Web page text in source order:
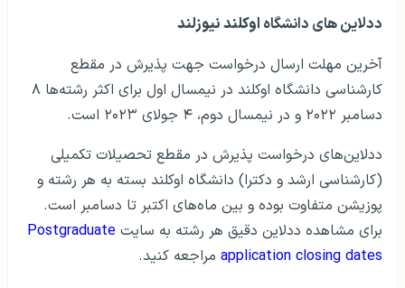
ددلاين های دانشگاه اوکلند نیوزلند
آخرین مهلت ارسال درخواست جهت پذیرش در مقطع
کارشناسی دانشگاه اوکلند در نیمسال اول برای اکثر رشته‌ها ۸
دسامبر ۲۰۲۲ و در نیمسال دوم، ۴ جولای ۲۰۲۳ است.
ددلاين‌های درخواست پذيرش در مقطع تحصیلات تکمیلی
(کارشناسی ارشد و دکترا) دانشگاه اوکلند بسته به هر رشته و
پوزیشن متفاوت بوده و بین ماه‌های اکتبر تا دسامبر است.
برای مشاهده ددلاین دقیق هر رشته به سایت Postgraduate
application closing dates مراجعه کنید.